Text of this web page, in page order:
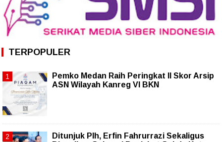
TERPOPULER
Pemko Medan Raih Peringkat II Skor Arsip
ASN Wilayah Kanreg VI BKN
Ditunjuk Plh, Erfin Fahrurrazi Sekaligus